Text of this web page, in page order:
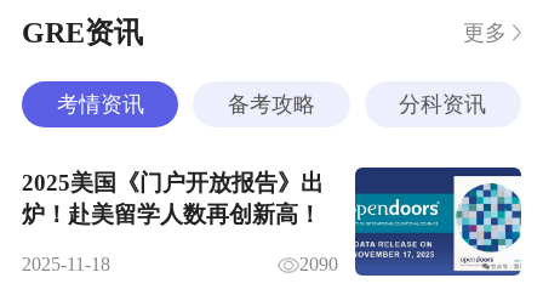
GRE资讯 更多
考情资讯 备考攻略 分科资讯
2025美国《门户开放报告》出
炉！赴美留学人数再创新高！
2025-11-18 2090